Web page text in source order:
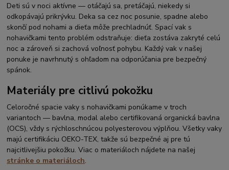
Deti sú v noci aktívne — otáčajú sa, pretáčajú, niekedy si
odkopávajú prikrývku. Deka sa cez noc posunie, spadne alebo
skončí pod nohami a dieťa môže prechladnúť. Spací vak s
nohavičkami tento problém odstraňuje: dieťa zostáva zakryté celú
noc a zároveň si zachová voľnosť pohybu. Každý vak v našej
ponuke je navrhnutý s ohľadom na odporúčania pre bezpečný
spánok.
Materiály pre citlivú pokožku
Celoročné spacie vaky s nohavičkami ponúkame v troch
variantoch — bavlna, modal alebo certifikovaná organická bavlna
(OCS), vždy s rýchloschnúcou polyesterovou výplňou. Všetky vaky
majú certifikáciu OEKO-TEX, takže sú bezpečné aj pre tú
najcitlivejšiu pokožku. Viac o materiáloch nájdete na našej
stránke o materiáloch.